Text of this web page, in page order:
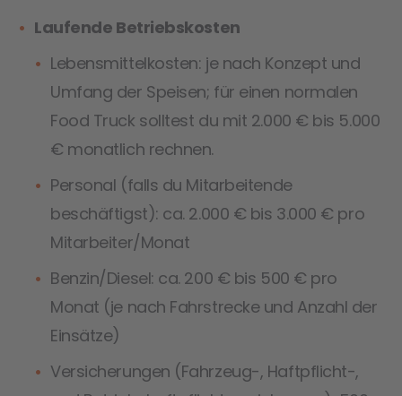
Laufende Betriebskosten
Lebensmittelkosten: je nach Konzept und
Umfang der Speisen; für einen normalen
Food Truck solltest du mit 2.000 € bis 5.000
€ monatlich rechnen.
Personal (falls du Mitarbeitende
beschäftigst): ca. 2.000 € bis 3.000 € pro
Mitarbeiter/Monat
Benzin/Diesel: ca. 200 € bis 500 € pro
Monat (je nach Fahrstrecke und Anzahl der
Einsätze)
Versicherungen (Fahrzeug-, Haftpflicht-,